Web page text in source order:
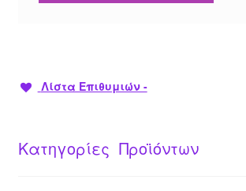
Λίστα Επιθυμιών -
Κατηγορίες Προϊόντων